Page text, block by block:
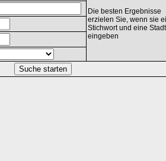
Die besten Ergebnisse
erzielen Sie, wenn sie
Stichwort und eine Stadt
eingeben